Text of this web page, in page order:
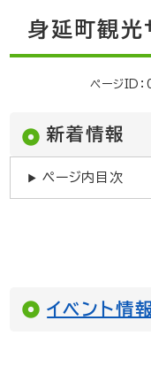
身延町観光
ページID
新着情報
ページ内目次
イベント情